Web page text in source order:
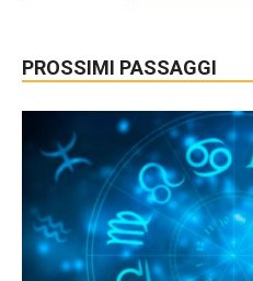
PROSSIMI PASSAGGI